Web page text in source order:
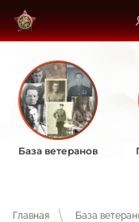
База ветеранов
Главная База